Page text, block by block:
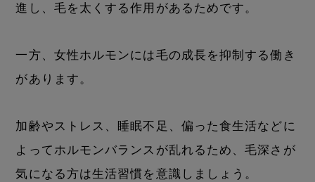
進し、毛を太くする作用があるためです。
一方、女性ホルモンには毛の成長を抑制する働き
があります。
加齢やストレス、睡眠不足、偏った食生活などに
よってホルモンバランスが乱れるため、毛深さが
気になる方は生活習慣を意識しましょう。